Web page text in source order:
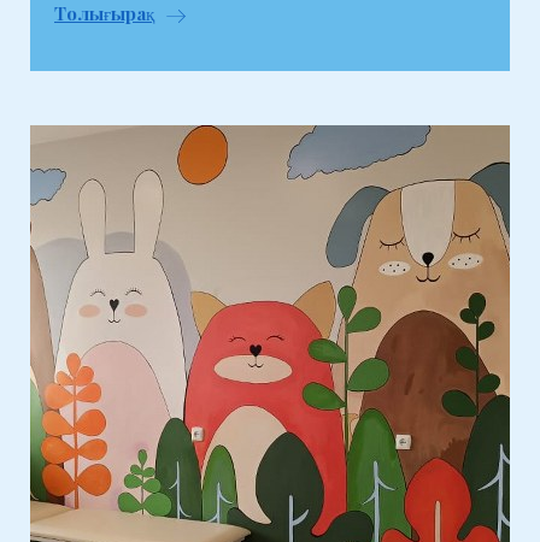
Толығырақ